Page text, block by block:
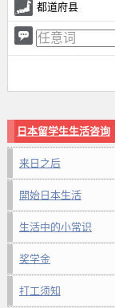
都道府县
日本留学生生活咨询
来日之后
開始日本生活
生活中的小常识
奖学金
打工须知